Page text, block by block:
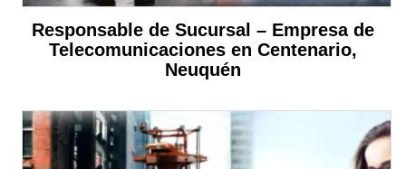
Responsable de Sucursal – Empresa de
Telecomunicaciones en Centenario,
Neuquén